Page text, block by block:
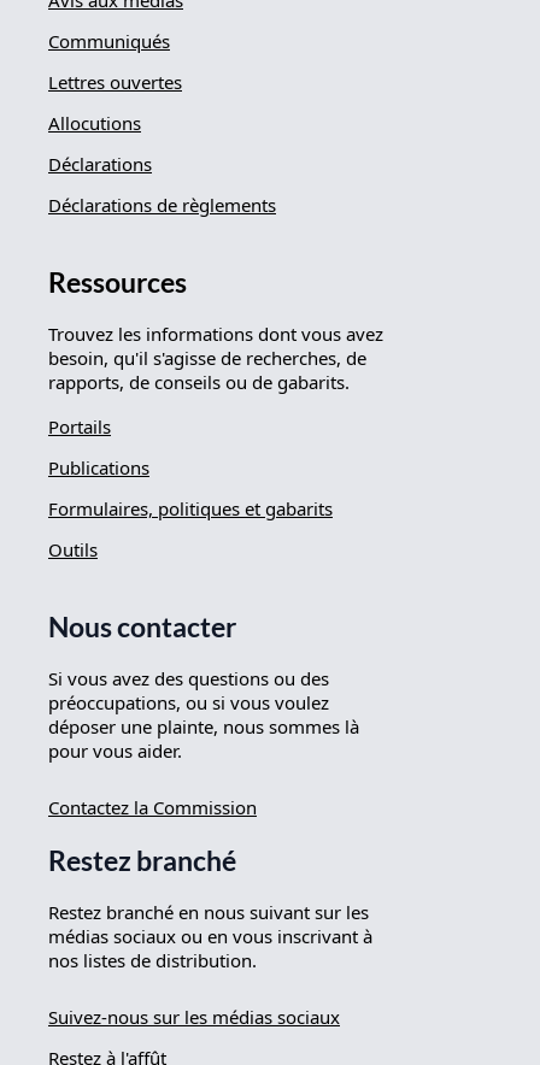
Communiqués
Lettres ouvertes
Allocutions
Déclarations
Déclarations de règlements
Ressources
Trouvez les informations dont vous avez
besoin, qu'il s'agisse de recherches, de
rapports, de conseils ou de gabarits.
Portails
Publications
Formulaires, politiques et gabarits
Outils
Nous contacter
Si vous avez des questions ou des
préoccupations, ou si vous voulez
déposer une plainte, nous sommes là
pour vous aider.
Contactez la Commission
Restez branché
Restez branché en nous suivant sur les
médias sociaux ou en vous inscrivant à
nos listes de distribution.
Suivez-nous sur les médias sociaux
Restez à l'affût